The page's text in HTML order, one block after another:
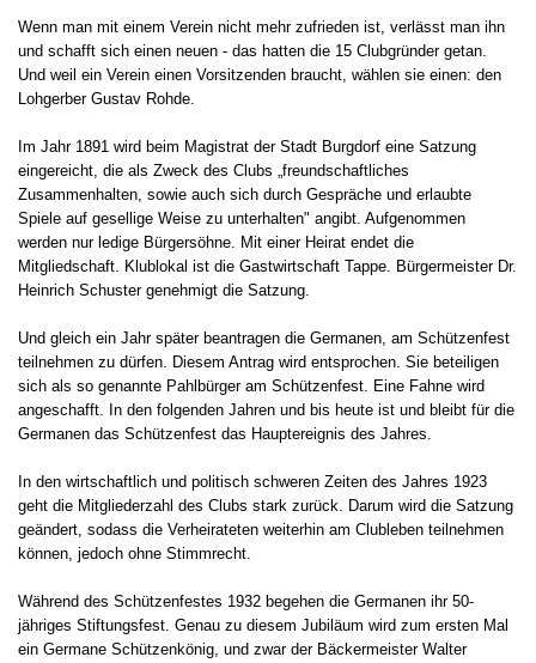
Wenn man mit einem Verein nicht mehr zufrieden ist, verlässt man ihn
und schafft sich einen neuen - das hatten die 15 Clubgründer getan.
Und weil ein Verein einen Vorsitzenden braucht, wählen sie einen: den
Lohgerber Gustav Rohde.
Im Jahr 1891 wird beim Magistrat der Stadt Burgdorf eine Satzung
eingereicht, die als Zweck des Clubs „freundschaftliches
Zusammenhalten, sowie auch sich durch Gespräche und erlaubte
Spiele auf gesellige Weise zu unterhalten" angibt. Aufgenommen
werden nur ledige Bürgersöhne. Mit einer Heirat endet die
Mitgliedschaft. Klublokal ist die Gastwirtschaft Tappe. Bürgermeister Dr.
Heinrich Schuster genehmigt die Satzung.
Und gleich ein Jahr später beantragen die Germanen, am Schützenfest
teilnehmen zu dürfen. Diesem Antrag wird entsprochen. Sie beteiligen
sich als so genannte Pahlbürger am Schützenfest. Eine Fahne wird
angeschafft. In den folgenden Jahren und bis heute ist und bleibt für die
Germanen das Schützenfest das Hauptereignis des Jahres.
In den wirtschaftlich und politisch schweren Zeiten des Jahres 1923
geht die Mitgliederzahl des Clubs stark zurück. Darum wird die Satzung
geändert, sodass die Verheirateten weiterhin am Clubleben teilnehmen
können, jedoch ohne Stimmrecht.
Während des Schützenfestes 1932 begehen die Germanen ihr 50-
jähriges Stiftungsfest. Genau zu diesem Jubiläum wird zum ersten Mal
ein Germane Schützenkönig, und zwar der Bäckermeister Walter